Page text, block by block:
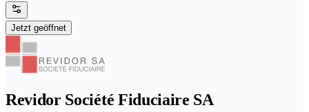
Jetzt geöffnet
Revidor Société Fiduciaire SA